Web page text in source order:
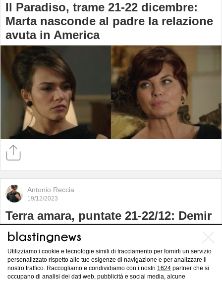
Il Paradiso, trame 21-22 dicembre:
Marta nasconde al padre la relazione
avuta in America
Antonio Reccia
19/12/2023
Terra amara, puntate 21-22/12: Demir
viene rapito dai banditi, Uzum in
coma
Utilizziamo i cookie e tecnologie simili di tracciamento per fornirti un servizio
personalizzato rispetto alle tue esigenze di navigazione e per analizzare il
nostro traffico. Raccogliamo e condividiamo con i nostri 1624 partner che si
occupano di analisi dei dati web, pubblicità e social media, alcune